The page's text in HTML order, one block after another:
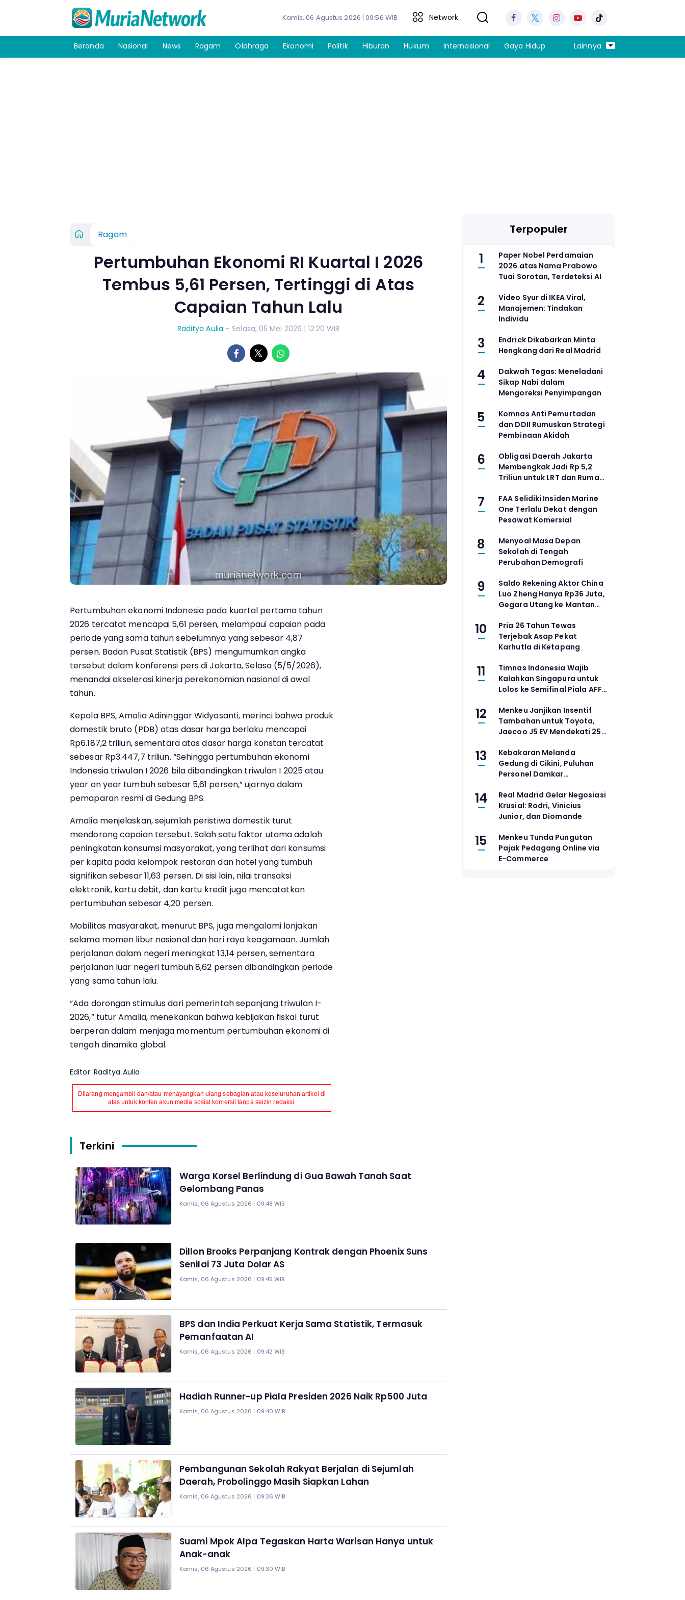
Kamis, 06 Agustus 2026 | 09:56 WIB Network
Beranda Nasional News Ragam Olahraga Ekonomi Politik Hiburan Hukum Internasional Gaya Hidup Lainnya
Ragam
Pertumbuhan Ekonomi RI Kuartal I 2026
Tembus 5,61 Persen, Tertinggi di Atas
Capaian Tahun Lalu
Raditya Aulia - Selasa, 05 Mei 2026 | 12:20 WIB
Pertumbuhan ekonomi Indonesia pada kuartal pertama tahun
2026 tercatat mencapai 5,61 persen, melampaui capaian pada
periode yang sama tahun sebelumnya yang sebesar 4,87
persen. Badan Pusat Statistik (BPS) mengumumkan angka
tersebut dalam konferensi pers di Jakarta, Selasa (5/5/2026),
menandai akselerasi kinerja perekonomian nasional di awal
tahun.
Kepala BPS, Amalia Adininggar Widyasanti, merinci bahwa produk
domestik bruto (PDB) atas dasar harga berlaku mencapai
Rp6.187,2 triliun, sementara atas dasar harga konstan tercatat
sebesar Rp3.447,7 triliun. “Sehingga pertumbuhan ekonomi
Indonesia triwulan I 2026 bila dibandingkan triwulan I 2025 atau
year on year tumbuh sebesar 5,61 persen,” ujarnya dalam
pemaparan resmi di Gedung BPS.
Amalia menjelaskan, sejumlah peristiwa domestik turut
mendorong capaian tersebut. Salah satu faktor utama adalah
peningkatan konsumsi masyarakat, yang terlihat dari konsumsi
per kapita pada kelompok restoran dan hotel yang tumbuh
signifikan sebesar 11,63 persen. Di sisi lain, nilai transaksi
elektronik, kartu debit, dan kartu kredit juga mencatatkan
pertumbuhan sebesar 4,20 persen.
Mobilitas masyarakat, menurut BPS, juga mengalami lonjakan
selama momen libur nasional dan hari raya keagamaan. Jumlah
perjalanan dalam negeri meningkat 13,14 persen, sementara
perjalanan luar negeri tumbuh 8,62 persen dibandingkan periode
yang sama tahun lalu.
“Ada dorongan stimulus dari pemerintah sepanjang triwulan I-
2026,” tutur Amalia, menekankan bahwa kebijakan fiskal turut
berperan dalam menjaga momentum pertumbuhan ekonomi di
tengah dinamika global.
Editor: Raditya Aulia
Dilarang mengambil dan/atau menayangkan ulang sebagian atau keseluruhan artikel di
atas untuk konten akun media sosial komersil tanpa seizin redaksi.
Terkini
Warga Korsel Berlindung di Gua Bawah Tanah Saat
Gelombang Panas
Kamis, 06 Agustus 2026 | 09:48 WIB
Dillon Brooks Perpanjang Kontrak dengan Phoenix Suns
Senilai 73 Juta Dolar AS
Kamis, 06 Agustus 2026 | 09:45 WIB
BPS dan India Perkuat Kerja Sama Statistik, Termasuk
Pemanfaatan AI
Kamis, 06 Agustus 2026 | 09:42 WIB
Hadiah Runner-up Piala Presiden 2026 Naik Rp500 Juta
Kamis, 06 Agustus 2026 | 09:40 WIB
Pembangunan Sekolah Rakyat Berjalan di Sejumlah
Daerah, Probolinggo Masih Siapkan Lahan
Kamis, 06 Agustus 2026 | 09:36 WIB
Suami Mpok Alpa Tegaskan Harta Warisan Hanya untuk
Anak-anak
Kamis, 06 Agustus 2026 | 09:30 WIB
Terpopuler
1
Paper Nobel Perdamaian
2026 atas Nama Prabowo
Tuai Sorotan, Terdeteksi AI
2
Video Syur di IKEA Viral,
Manajemen: Tindakan
Individu
3
Endrick Dikabarkan Minta
Hengkang dari Real Madrid
4
Dakwah Tegas: Meneladani
Sikap Nabi dalam
Mengoreksi Penyimpangan
5
Komnas Anti Pemurtadan
dan DDII Rumuskan Strategi
Pembinaan Akidah
6
Obligasi Daerah Jakarta
Membengkak Jadi Rp 5,2
Triliun untuk LRT dan Rumah
7
FAA Selidiki Insiden Marine
One Terlalu Dekat dengan
Pesawat Komersial
8
Menyoal Masa Depan
Sekolah di Tengah
Perubahan Demografi
9
Saldo Rekening Aktor China
Luo Zheng Hanya Rp36 Juta,
Gegara Utang ke Mantan
10
Pria 26 Tahun Tewas
Terjebak Asap Pekat
Karhutla di Ketapang
11
Timnas Indonesia Wajib
Kalahkan Singapura untuk
Lolos ke Semifinal Piala AFF
12
Menkeu Janjikan Insentif
Tambahan untuk Toyota,
Jaecoo J5 EV Mendekati 25
13
Kebakaran Melanda
Gedung di Cikini, Puluhan
Personel Damkar
14
Real Madrid Gelar Negosiasi
Krusial: Rodri, Vinicius
Junior, dan Diomande
15
Menkeu Tunda Pungutan
Pajak Pedagang Online via
E-Commerce